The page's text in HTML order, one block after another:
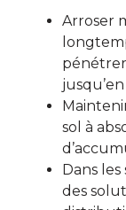
Arroser
pénétrer
sol à
Dans
des